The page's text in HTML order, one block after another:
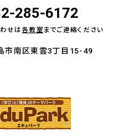
285-6172
せは各教室までご連絡ください
市南区東雲3丁目15-49